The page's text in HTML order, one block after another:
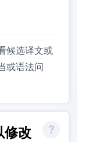
候选译文或
或语法问
修改